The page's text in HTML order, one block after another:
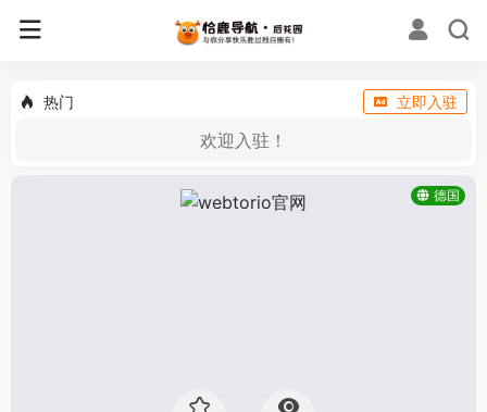
热门 立即入驻
欢迎入驻！
德国